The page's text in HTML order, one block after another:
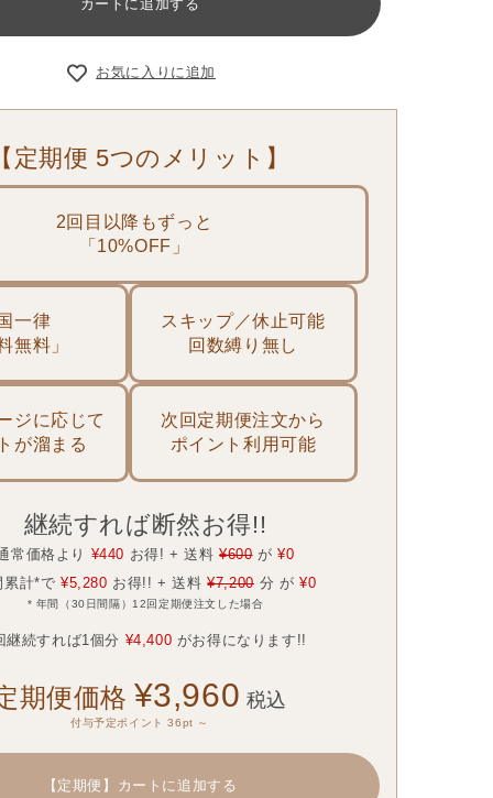
カートに追加する
お気に入りに追加
定期便 5つのメリット】
2回目以降もずっと
「10%OFF」
一律
無料」
スキップ／休止可能
回数縛り無し
ジに応じて
が溜まる
次回定期便注文から
ポイント利用可能
継続すれば断然お得!!
常価格より ¥440 お得! + 送料¥600が¥0
累計*で¥5,280 お得!! + 送料¥7,200分 が ¥0
* 年間（30日間隔）12回定期便注文した場合
継続すれば1個分 ¥4,400 がお得になります!!
期便価格 ¥3,960 税込
付与予定ポイント 36pt ～
【定期便】 カートに追加する